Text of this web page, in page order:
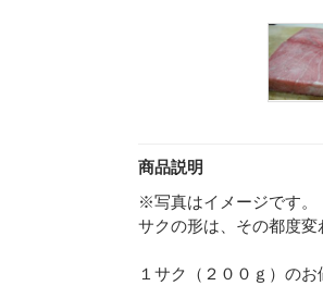
商品説明
※写真はイメージで
サクの形は、その都度変
１サク（２００ｇ）のお